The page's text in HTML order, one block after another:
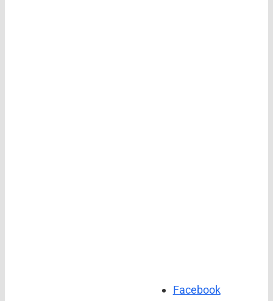
Facebook